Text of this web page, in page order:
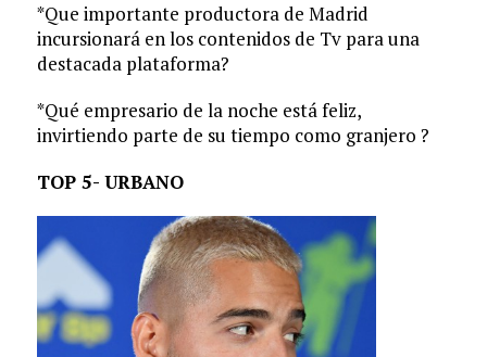
*Que importante productora de Madrid
incursionará en los contenidos de Tv para una
destacada plataforma?
*Qué empresario de la noche está feliz,
invirtiendo parte de su tiempo como granjero ?
TOP 5- URBANO